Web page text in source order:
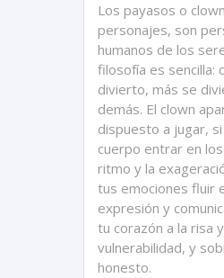
Los payasos o
personajes, son
humanos de los
filosofía es sencilla:
divierto, más se
demás. El clown
dispuesto a jugar,
cuerpo entrar en
ritmo y la
tus emociones fluir
expresión y
tu corazón a la risa
vulnerabilidad, y
honesto.